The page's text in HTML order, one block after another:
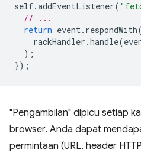
self.addEventListener(
// ...
return event. respondWith(
rackHandler .handle(
);
});
"Pengambilan" dipicu setiap
browser. Anda dapat
permintaan (URL, header